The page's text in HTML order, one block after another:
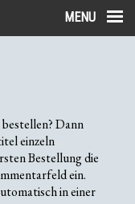
MENU
Dann
einzeln
Bestellung die
ein.
in einer